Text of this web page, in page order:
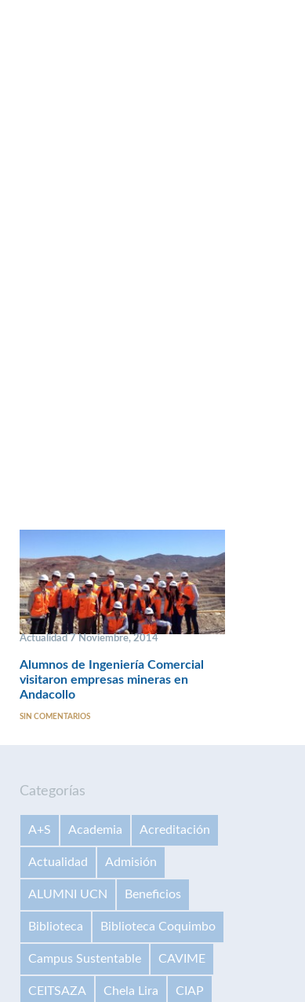
Actualidad 7 Noviembre, 2014
Alumnos de Ingeniería Comercial
visitaron empresas mineras en
Andacollo
SIN COMENTARIOS
Categorías
A+S Academia Acreditación
Actualidad Admisión
ALUMNI UCN Beneficios
Biblioteca Biblioteca Coquimbo
Campus Sustentable CAVIME
CEITSAZA Chela Lira CIAP